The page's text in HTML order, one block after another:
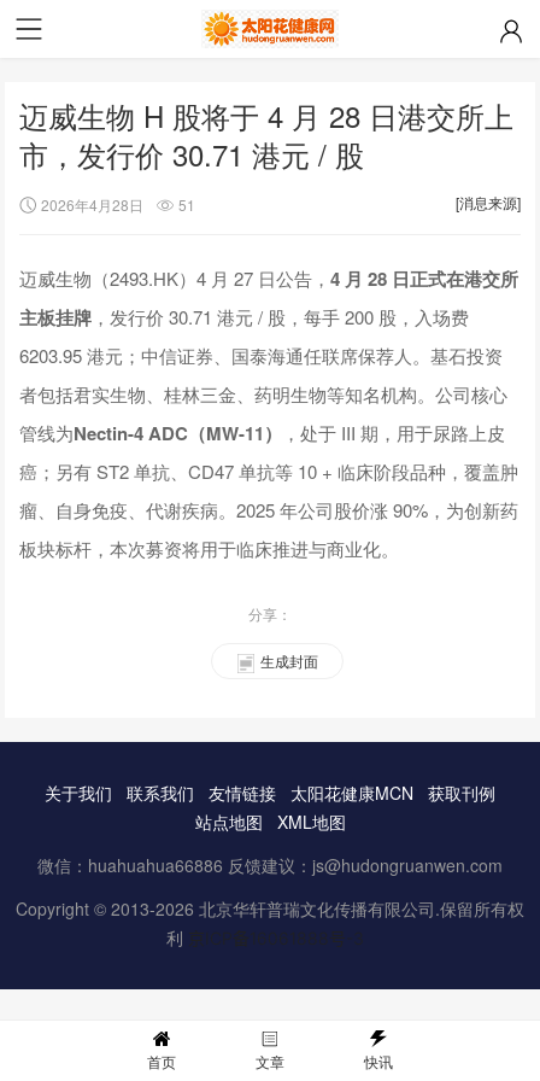
迈威生物 H 股将于 4 月 28 日港交所上
市，发行价 30.71 港元 / 股
2026年4月28日 51 [消息来源]
迈威生物（2493.HK）4 月 27 日公告，4 月 28 日正式在港交所
主板挂牌 ，发行价 30.71 港元 / 股，每手 200 股，入场费
6203.95 港元；中信证券、国泰海通任联席保荐人。基石投资
者包括君实生物、桂林三金、药明生物等知名机构。公司核心
管线为Nectin-4 ADC（MW-11）
，处于 III 期，用于尿路上皮
癌；另有 ST2 单抗、CD47 单抗等 10 + 临床阶段品种，覆盖肿
瘤、自身免疫、代谢疾病。2025 年公司股价涨 90%，为创新药
板块标杆，本次募资将用于临床推进与商业化。
分享：
生成封面
关于我们 联系我们 友情链接 太阳花健康MCN
获取刊例
站点地图
XML地图
微信：huahuahua66886 反馈建议：js@hudongruanwen.com
Copyright © 2013-2026 北京华轩普瑞文化传播有限公司.保留所有权
利 京ICP备16061888号-3
首页 文章 快讯